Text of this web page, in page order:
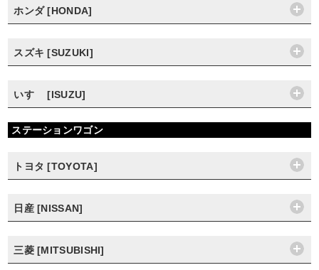
ホンダ [HONDA]
スズキ [SUZUKI]
いすゞ [ISUZU]
ステーションワゴン
トヨタ [TOYOTA]
日産 [NISSAN]
三菱 [MITSUBISHI]